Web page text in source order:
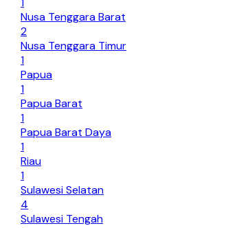
Nusa Tenggara Barat
2
Nusa Tenggara Timur
1
Papua
1
Papua Barat
1
Papua Barat Daya
1
Riau
1
Sulawesi Selatan
4
Sulawesi Tengah